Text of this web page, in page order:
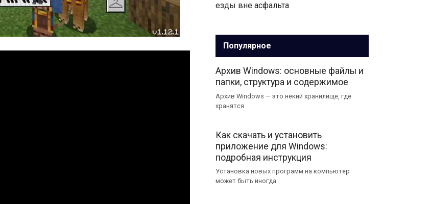
езды вне асфальта
Популярное
Архив Windows: основные файлы и
папки, структура и содержимое
Архив Windows — это некий хранилище, где
хранятся
Как скачать и установить
приложение для Windows:
подробная инструкция
Установка новых программ на компьютер
может быть иногда